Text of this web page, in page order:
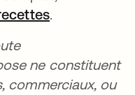
s’ouvre
.
ne constituent
commerciaux, ou